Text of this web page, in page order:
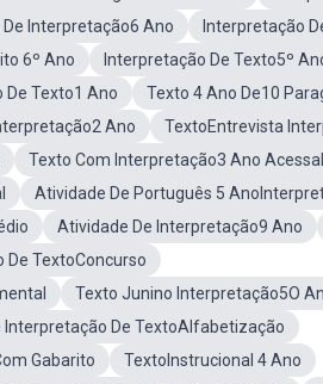
Interpretação6 Ano
Interpretação
6º Ano
Interpretação De Texto5º
De Texto1 Ano
Texto 4 Ano De10
Ano TextoEntrevista
Texto Com Interpretação3 Ano
Atividade De Português 5
Atividade De Interpretação9 Ano
De TextoConcurso
Texto Junino Interpretação5O
Interpretação De TextoAlfabetização
Gabarito
TextoInstrucional 4 Ano